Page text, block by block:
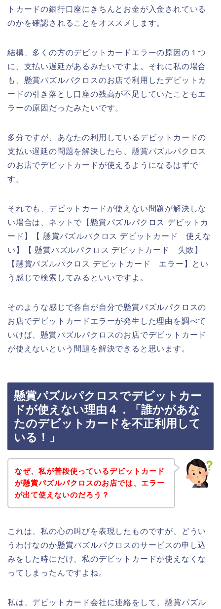
トカードの銀行口座にきちんとお金が入金されている
のかを確認されることをオススメします。
結構、多くの方のデビットカードエラーの原因の１つ
に、支払い遅延があるみたいですよ。それに私の場合
も、懸賞パズルパクロスのお店で利用したデビットカ
ードの引き落とし口座の残高が不足していたこともエ
ラーの原因だったみたいです。
多分ですが、あなたの利用しているデビットカードの
支払い遅延の問題を解決したら、懸賞パズルパクロス
のお店でデビットカードが使えるようになるはずで
す。
それでも、デビットカードが使えない問題が解決しな
い場合は、ネットで【懸賞パズルパクロス デビットカ
ード】【 懸賞パズルパクロス デビットカード 使えな
い】【 懸賞パズルパクロス デビットカード 失敗】
【懸賞パズルパクロス デビットカード エラー】とい
う感じで検索してみるといいですよ。
そのような感じで各自が自分で懸賞パズルパクロスの
お店でデビットカードエラーが発生した理由を調べて
いけば、懸賞パズルパクロスのお店でデビットカード
が使えないという問題を解決できると思います。
懸賞パズルパクロスでデビットカー
ドが使えない理由４．「誰かがあな
たのデビットカードを不正利用して
いる！」
なぜ、私が普段使っているデビットカード
が懸賞パズルパクロスのお店では、エラー
が出て使えないのだろう？
これは、私の心の叫びを表現したものですが、どうい
うわけなのか懸賞パズルパクロスのサービスの申し込
みをした時にだけ、私のデビットカードが使えなくな
ってしまったんですよね。
私は、デビットカード会社に連絡をして、懸賞パズル